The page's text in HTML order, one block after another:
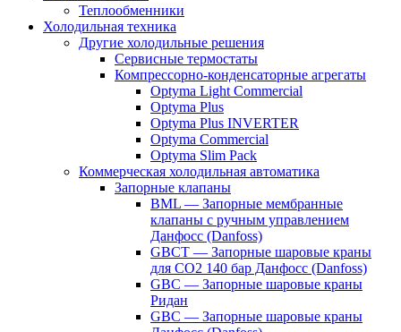
Теплообменники
Холодильная техника
Другие холодильные решения
Сервисные термостаты
Компрессорно-конденсаторные агрегаты
Optyma Light Commercial
Optyma Plus
Optyma Plus INVERTER
Optyma Commercial
Optyma Slim Pack
Коммерческая холодильная автоматика
Запорные клапаны
BML — Запорные мембранные
клапаны с ручным управлением
Данфосс (Danfoss)
GBCT — Запорные шаровые краны
для CO2 140 бар Данфосс (Danfoss)
GBC — Запорные шаровые краны
Ридан
GBC — Запорные шаровые краны